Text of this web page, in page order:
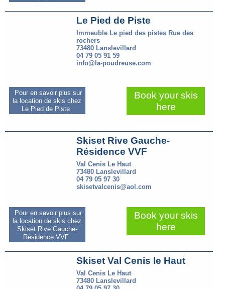
Le Pied de Piste
Immeuble Le pied des pistes Rue des
rochers
73480 Lanslevillard
04 79 05 91 59
info@la-poudreuse.com
Pour en savoir plus sur
la location de skis chez
Le Pied de Piste
Book your skis
here
Skiset Rive Gauche-
Résidence VVF
Val Cenis Le Haut
73480 Lanslevillard
04 79 05 97 30
skisetvalcenis@aol.com
Pour en savoir plus sur
la location de skis chez
Skiset Rive Gauche-
Résidence VVF
Book your skis
here
Skiset Val Cenis le Haut
Val Cenis Le Haut
73480 Lanslevillard